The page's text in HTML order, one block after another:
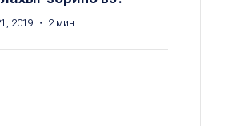
2019 ・ 2 мин